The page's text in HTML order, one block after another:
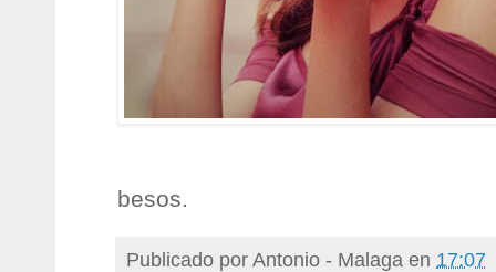
besos.
Publicado porAntonio - Malaga en 17:07